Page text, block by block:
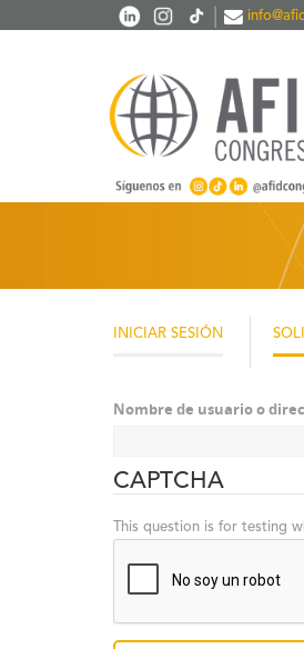
Pasar al contenido principal
INICIAR SESIÓN
Nombre de usuario o
CAPTCHA
This question is for testing